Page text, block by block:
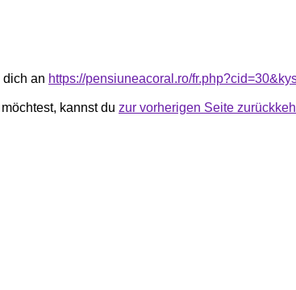
dich an https://pensiuneacoral.ro/
kannst du zur vorherigen Seite